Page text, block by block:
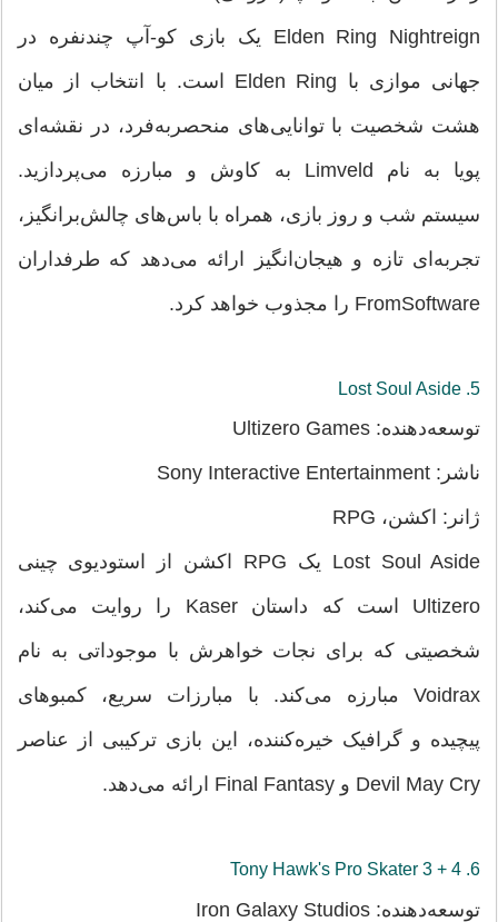
Elden Ring Nightreign یک بازی کو-آپ چندنفره در
جهانی موازی با Elden Ring است. با انتخاب از میان
هشت شخصیت با توانایی‌های منحصربه‌فرد، در نقشه‌ای
پویا به نام Limveld به کاوش و مبارزه می‌پردازید.
سیستم شب و روز بازی، همراه با باس‌های چالش‌برانگیز،
تجربه‌ای تازه و هیجان‌انگیز ارائه می‌دهد که طرفداران
FromSoftware را مجذوب خواهد کرد.
5. Lost Soul Aside
توسعه‌دهنده: Ultizero Games
ناشر: Sony Interactive Entertainment
ژانر: اکشن، RPG
Lost Soul Aside یک RPG اکشن از استودیوی چینی
Ultizero است که داستان Kaser را روایت می‌کند،
شخصیتی که برای نجات خواهرش با موجوداتی به نام
Voidrax مبارزه می‌کند. با مبارزات سریع، کمبوهای
پیچیده و گرافیک خیره‌کننده، این بازی ترکیبی از عناصر
Devil May Cry و Final Fantasy ارائه می‌دهد.
6. Tony Hawk's Pro Skater 3 + 4
توسعه‌دهنده: Iron Galaxy Studios